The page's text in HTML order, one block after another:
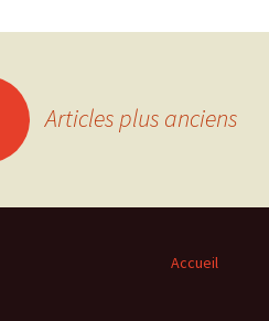
Articles plus anciens
Accueil